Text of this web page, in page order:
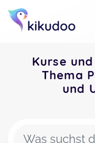
Kurse
Thema
und